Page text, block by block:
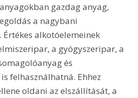
gazdag anyag,
a nagybani
alkotóelemeinek
a gyógyszeripar, a
és
felhasználhatná. Ehhez
oldani az elszállítását, a